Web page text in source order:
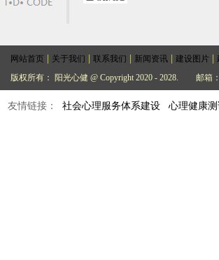
网站首页 关于我们 联系我们 新闻资讯 建设图片
版权所有： 阳光心健 @ Copyright 2020 - 2028.
邮箱
友情链接： 社会心理服务体系建设 心理健康